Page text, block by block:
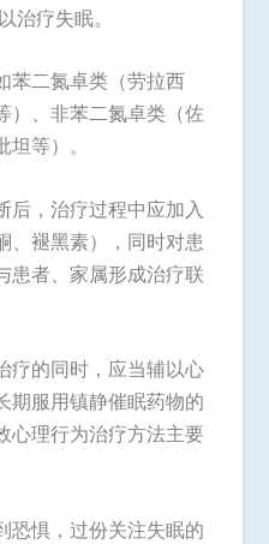
治疗失眠。
苯二氮卓类（劳拉西
）、非苯二氮卓类（佐
等）。
后，治疗过程中应加入
、褪黑素），同时对患
患者、家属形成治疗联
疗的同时，应当辅以心
期服用镇静催眠药物的
心理行为治疗方法主要
恐惧，过份关注失眠的